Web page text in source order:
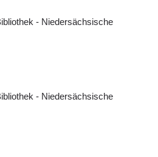
- Niedersächsische
- Niedersächsische